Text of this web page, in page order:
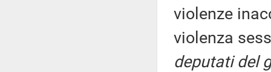
violenze
violenza
deputati del